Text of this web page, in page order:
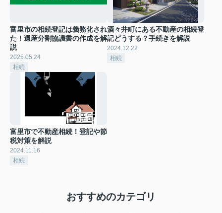
富里市の相続登記は義務化され
た！遺産分割協議書の作成を解
説
2025.05.24
相続
酒々井町にある不動産の相続登
記どうする？手続きを解説
2024.12.22
相続
富里市で不動産相続！登記や節
税対策を解説
2024.11.16
相続
おすすめのカテゴリ